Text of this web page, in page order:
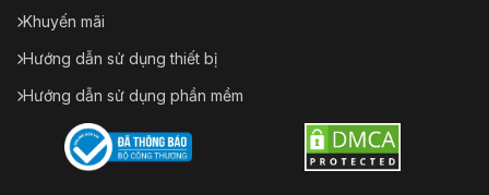
Khuyến mãi
Hướng dẫn sử dụng thiết bị
Hướng dẫn sử dụng phần mềm